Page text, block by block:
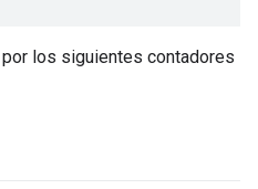
los siguientes contadores